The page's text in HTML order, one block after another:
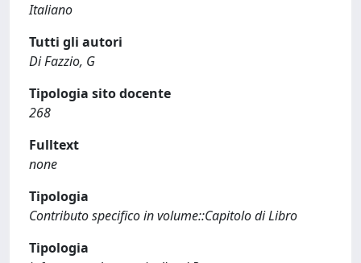
Italiano
Tutti gli autori
Di Fazzio, G
Tipologia sito docente
268
Fulltext
none
Tipologia
Contributo specifico in volume::Capitolo di Libro
Tipologia